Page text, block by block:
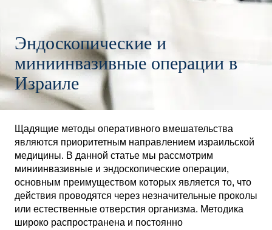
Эндоскопические и
миниинвазивные операции в
Израиле
Щадящие методы оперативного вмешательства
являются приоритетным направлением израильской
медицины. В данной статье мы рассмотрим
миниинвазивные и эндоскопические операции,
основным преимуществом которых является то, что
действия проводятся через незначительные проколы
или естественные отверстия организма. Методика
широко распространена и постоянно